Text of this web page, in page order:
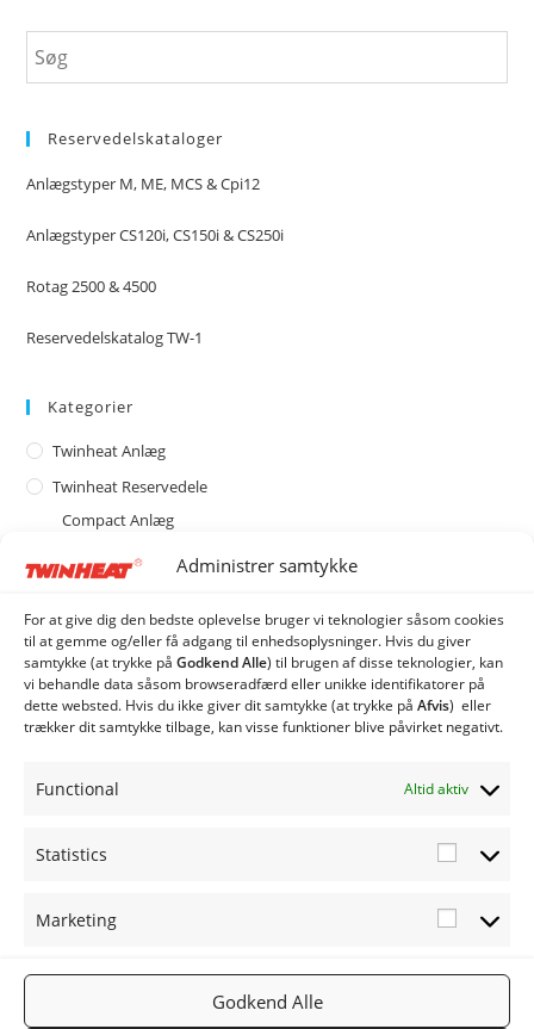
Administrer samtykke
For at give dig den bedste oplevelse bruger vi teknologier såsom cookies
til at gemme og/eller få adgang til enhedsoplysninger. Hvis du giver
samtykke (at trykke på Godkend Alle) til brugen af ​​disse teknologier, kan
vi behandle data såsom browseradfærd eller unikke identifikatorer på
dette websted. Hvis du ikke giver dit samtykke (at trykke på Afvis) eller
trækker dit samtykke tilbage, kan visse funktioner blive påvirket negativt.
Functional Altid aktiv
Statistics
Marketing
Godkend Alle
Reservedelskataloger
Anlægstyper M, ME, MCS & Cpi12
Anlægstyper CS120i, CS150i & CS250i
Rotag 2500 & 4500
Reservedelskatalog TW-1
Kategorier
Twinheat Anlæg
Twinheat Reservedele
Compact Anlæg
Industri Anlæg
Siloer og snegle
Quatro Silo
Rotag Flisudmader
Rotag 2500 Flisudmader
Rotag 4500 Flisudmader
Facebook
Gå til